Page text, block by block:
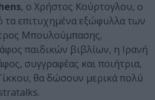
, ο Χρήστος Κούρτογλου, ο
τα επιτυχημένα εξώφυλλα των
Μπουλούμπασης,
παιδικών βιβλίων, η Ιρανή
συγγραφέας και ποιήτρια,
θα δώσουν μερικά πολύ